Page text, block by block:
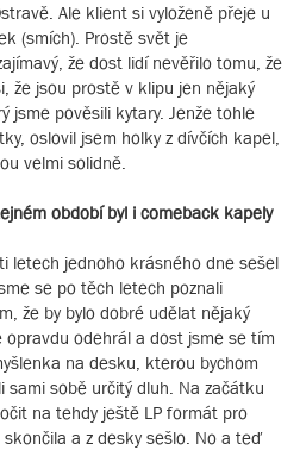
Ale klient si vyloženě přeje u
(smích). Prostě svět je
že dost lidí nevěřilo tomu, že
že jsou prostě v klipu jen nějaký
jsme pověsili kytary. Jenže tohle
oslovil jsem holky z dívčích kapel,
velmi solidně.
období byl i comeback kapely
letech jednoho krásného dne sešel
se po těch letech poznali
že by bylo dobré udělat nějaký
opravdu odehrál a dost jsme se tím
na desku, kterou bychom
sobě určitý dluh. Na začátku
na tehdy ještě LP formát pro
a z desky sešlo. No a teď